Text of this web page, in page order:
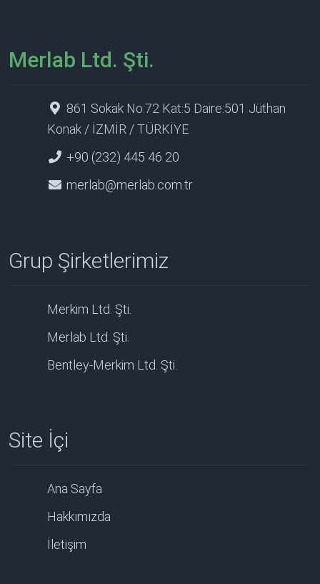
Merlab Ltd. Şti.
861 Sokak No:72 Kat:5 Daire:501 Jüthan
Konak / İZMİR / TÜRKİYE
+90 (232) 445 46 20
merlab@merlab.com.tr
Grup Şirketlerimiz
Merkim Ltd. Şti.
Merlab Ltd. Şti.
Bentley-Merkim Ltd. Şti.
Site İçi
Ana Sayfa
Hakkımızda
İletişim